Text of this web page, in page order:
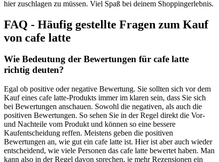
hier zuschlagen zu müssen. Viel Spaß bei deinem Shoppingerlebnis.
FAQ - Häufig gestellte Fragen zum Kauf
von cafe latte
Wie Bedeutung der Bewertungen für cafe latte
richtig deuten?
Egal ob positive oder negative Bewertung. Sie sollten sich vor dem
Kauf eines cafe latte-Produkts immer im klaren sein, dass Sie sich
bei Bewertungen anschauen. Sowohl die negativen, als auch die
positiven Bewertungen. So sehen Sie in der Regel direkt die Vor-
und Nachteile vom Produkt und können so eine bessere
Kaufentscheidung reffen. Meistens geben die positiven
Bewertungen an, wie gut ein cafe latte ist. Hier ist aber auch wieder
entscheidend, wie viele Personen das cafe latte bewertet haben. Man
kann also in der Regel davon sprechen, je mehr Rezensionen ein